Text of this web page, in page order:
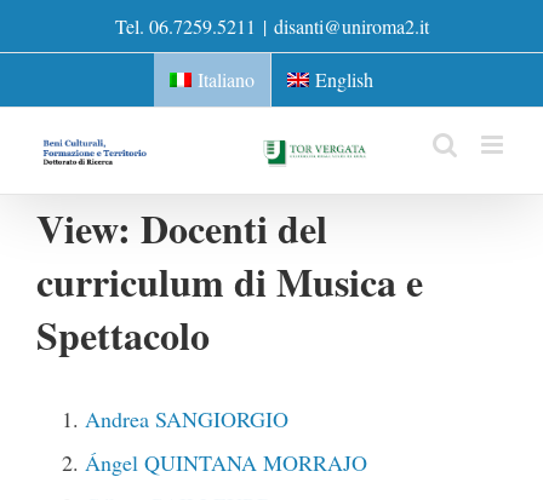
to
Tel. 06.7259.5211 | disanti@uniroma2.it
Italiano English
View: Docenti del
curriculum di Musica e
Spettacolo
Andrea SANGIORGIO
Ángel QUINTANA MORRAJO